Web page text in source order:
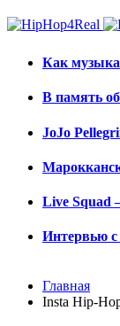
Как музыка
В память
JoJo
Live Squad
Интервью с
Главная
Insta Hip-